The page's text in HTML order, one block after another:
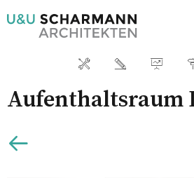
Aufenthaltsraum